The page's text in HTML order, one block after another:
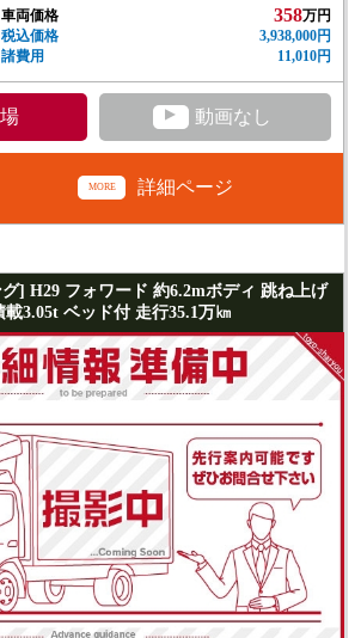
車両価格 358万円
税込価格
3,938,000円
諸費用
11,010円
▲ 動画なし
MORE 詳細ページ
] H29 フォワード 約6.2mボディ 跳ね上げ
3.05t ベッド付 走行35.1万㎞